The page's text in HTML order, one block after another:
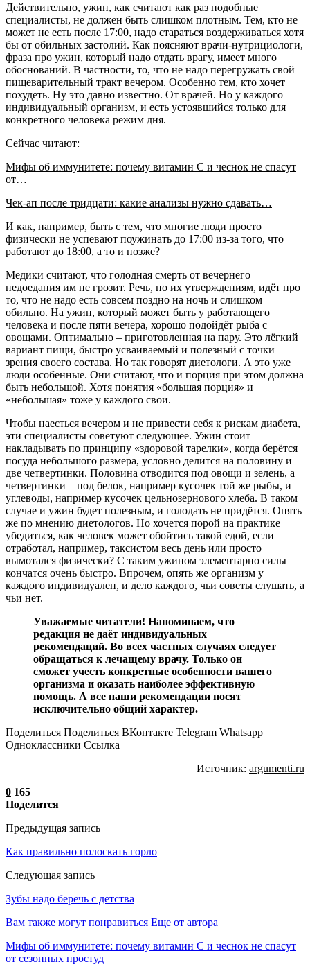
Действительно, ужин, как считают как раз подобные
специалисты, не должен быть слишком плотным. Тем, кто не
может не есть после 17:00, надо стараться воздерживаться хотя
бы от обильных застолий. Как поясняют врачи-нутрициологи,
фраза про ужин, который надо отдать врагу, имеет много
обоснований. В частности, то, что не надо перегружать свой
пищеварительный тракт вечером. Особенно тем, кто хочет
похудеть. Ну это давно известно. От врачей. Но у каждого
индивидуальный организм, и есть устоявшийся только для
конкретного человека режим дня.
Сейчас читают:
Мифы об иммунитете: почему витамин С и чеснок не спасут
от…
Чек-ап после тридцати: какие анализы нужно сдавать…
И как, например, быть с тем, что многие люди просто
физически не успевают поужинать до 17:00 из-за того, что
работают до 18:00, а то и позже?
Медики считают, что голодная смерть от вечернего
недоедания им не грозит. Речь, по их утверждениям, идёт про
то, что не надо есть совсем поздно на ночь и слишком
обильно. На ужин, который может быть у работающего
человека и после пяти вечера, хорошо подойдёт рыба с
овощами. Оптимально – приготовленная на пару. Это лёгкий
вариант пищи, быстро усваиваемый и полезный с точки
зрения своего состава. Но так говорят диетологи. А это уже
люди особенные. Они считают, что и порция при этом должна
быть небольшой. Хотя понятия «большая порция» и
«небольшая» тоже у каждого свои.
Чтобы наесться вечером и не привести себя к рискам диабета,
эти специалисты советуют следующее. Ужин стоит
накладывать по принципу «здоровой тарелки», когда берётся
посуда небольшого размера, условно делится на половину и
две четвертинки. Половина отводится под овощи и зелень, а
четвертинки – под белок, например кусочек той же рыбы, и
углеводы, например кусочек цельнозернового хлеба. В таком
случае и ужин будет полезным, и голодать не придётся. Опять
же по мнению диетологов. Но хочется порой на практике
убедиться, как человек может обойтись такой едой, если
отработал, например, таксистом весь день или просто
вымотался физически? С таким ужином элементарно силы
кончатся очень быстро. Впрочем, опять же организм у
каждого индивидуален, и дело каждого, чьи советы слушать, а
чьи нет.
Уважаемые читатели! Напоминаем, что
редакция не даёт индивидуальных
рекомендаций. Во всех частных случаях следует
обращаться к лечащему врачу. Только он
сможет учесть конкретные особенности вашего
организма и оказать наиболее эффективную
помощь. А все наши рекомендации носят
исключительно общий характер.
Поделиться Поделиться ВКонтакте Telegram Whatsapp
Одноклассники Cсылка
Источник: argumenti.ru
0 165
Поделится
Предыдущая запись
Как правильно полоскать горло
Следующая запись
Зубы надо беречь с детства
Вам также могут понравиться Еще от автора
Мифы об иммунитете: почему витамин С и чеснок не спасут
от сезонных простуд